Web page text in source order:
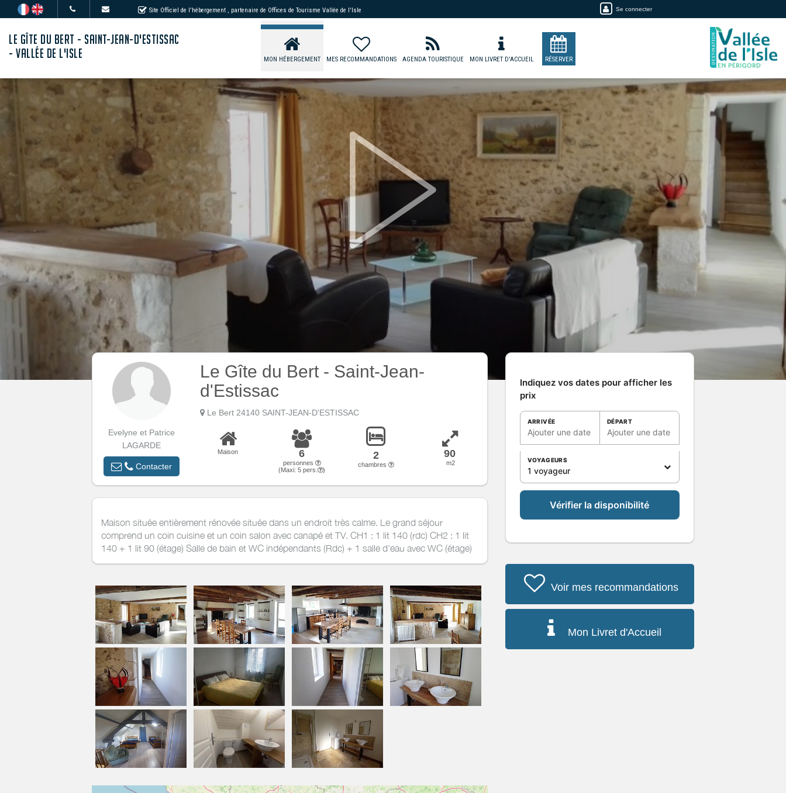
Site Officiel de l'hébergement , partenaire de Offices de Tourisme Vallée de l'Isle Se connecter
LE GÎTE DU BERT - SAINT-JEAN-D'ESTISSAC
- VALLÉE DE L'ISLE
MON HÉBERGEMENT MES RECOMMANDATIONS AGENDA TOURISTIQUE MON LIVRET D'ACCUEIL RÉSERVER
Evelyne et Patrice
LAGARDE
Contacter
Le Gîte du Bert - Saint-Jean-
d'Estissac
Le Bert 24140 SAINT-JEAN-D'ESTISSAC
Maison 6
personnes
(Maxi:5 pers. )
2
chambres
90
m2
Maison située entièrement rénovée située dans un endroit très calme. Le grand séjour
comprend un coin cuisine et un coin salon avec canapé et TV. CH1 : 1 lit 140 (rdc) CH2 : 1 lit
140 + 1 lit 90 (étage) Salle de bain et WC indépendants (Rdc) + 1 salle d'eau avec WC (étage)
Indiquez vos dates pour afficher les
prix
ARRIVÉE
Ajouter une date
DÉPART
Ajouter une date
VOYAGEURS
1 voyageur
Vérifier la disponibilité
Voir mes recommandations
Mon Livret d'Accueil